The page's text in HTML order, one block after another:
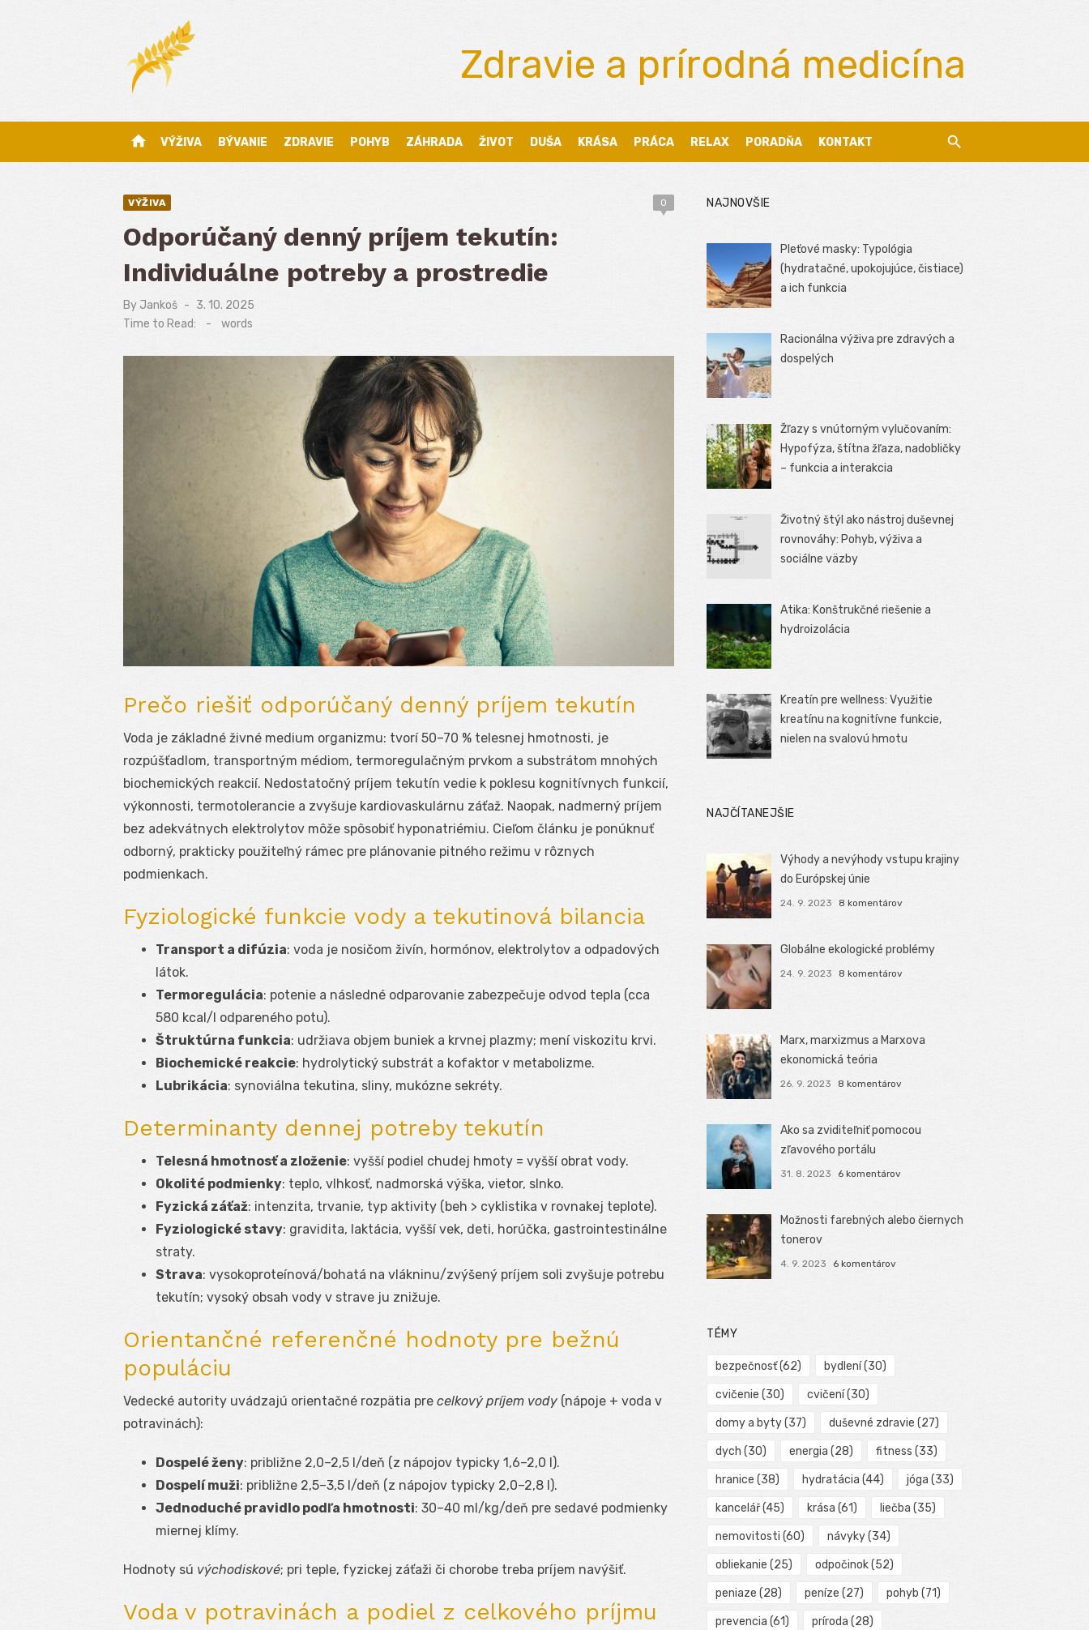
Zdravie a prírodná medicína
home VÝŽIVA BÝVANIE ZDRAVIE POHYB ZÁHRADA ŽIVOT DUŠA KRÁSA PRÁCA RELAX PORADŇA KONTAKT
VÝŽIVA 0
Odporúčaný denný príjem tekutín:
Individuálne potreby a prostredie
By Jankoš
Posted
3. 10. 2025
Time to Read:
- words
Prečo riešiť odporúčaný denný príjem tekutín
Voda je základné živné medium organizmu: tvorí 50–70 % telesnej hmotnosti, je
rozpúšťadlom, transportným médiom, termoregulačným prvkom a substrátom mnohých
biochemických reakcií. Nedostatočný príjem tekutín vedie k poklesu kognitívnych funkcií,
výkonnosti, termotolerancie a zvyšuje kardiovaskulárnu záťaž. Naopak, nadmerný príjem
bez adekvátnych elektrolytov môže spôsobiť hyponatriémiu. Cieľom článku je ponúknuť
odborný, prakticky použiteľný rámec pre plánovanie pitného režimu v rôznych
podmienkach.
Fyziologické funkcie vody a tekutinová bilancia
Transport a difúzia: voda je nosičom živín, hormónov, elektrolytov a odpadových
látok.
Termoregulácia: potenie a následné odparovanie zabezpečuje odvod tepla (cca
580 kcal/l odpareného potu).
Štruktúrna funkcia: udržiava objem buniek a krvnej plazmy; mení viskozitu krvi.
Biochemické reakcie: hydrolytický substrát a kofaktor v metabolizme.
Lubrikácia: synoviálna tekutina, sliny, mukózne sekréty.
Determinanty dennej potreby tekutín
Telesná hmotnosť a zloženie: vyšší podiel chudej hmoty = vyšší obrat vody.
Okolité podmienky: teplo, vlhkosť, nadmorská výška, vietor, slnko.
Fyzická záťaž: intenzita, trvanie, typ aktivity (beh > cyklistika v rovnakej teplote).
Fyziologické stavy: gravidita, laktácia, vyšší vek, deti, horúčka, gastrointestinálne
straty.
Strava: vysokoproteínová/bohatá na vlákninu/zvýšený príjem soli zvyšuje potrebu
tekutín; vysoký obsah vody v strave ju znižuje.
Orientančné referenčné hodnoty pre bežnú
populáciu
Vedecké autority uvádzajú orientačné rozpätia pre celkový príjem vody (nápoje + voda v
potravinách):
Dospelé ženy: približne 2,0–2,5 l/deň (z nápojov typicky 1,6–2,0 l).
Dospelí muži: približne 2,5–3,5 l/deň (z nápojov typicky 2,0–2,8 l).
Jednoduché pravidlo podľa hmotnosti: 30–40 ml/kg/deň pre sedavé podmienky
miernej klímy.
Hodnoty sú východiskové; pri teple, fyzickej záťaži či chorobe treba príjem navýšiť.
Voda v potravinách a podiel z celkového príjmu
NAJNOVŠIE
Pleťové masky: Typológia
(hydratačné, upokojujúce, čistiace)
a ich funkcia
Racionálna výživa pre zdravých a
dospelých
Žľazy s vnútorným vylučovaním:
Hypofýza, štítna žľaza, nadobličky
– funkcia a interakcia
Životný štýl ako nástroj duševnej
rovnováhy: Pohyb, výživa a
sociálne väzby
Atika: Konštrukčné riešenie a
hydroizolácia
Kreatín pre wellness: Využitie
kreatínu na kognitívne funkcie,
nielen na svalovú hmotu
NAJČÍTANEJŠIE
Výhody a nevýhody vstupu krajiny
do Európskej únie
24. 9. 2023 8 komentárov
Globálne ekologické problémy
24. 9. 2023 8 komentárov
Marx, marxizmus a Marxova
ekonomická teória
26. 9. 2023 8 komentárov
Ako sa zviditeľniť pomocou
zľavového portálu
31. 8. 2023 6 komentárov
Možnosti farebných alebo čiernych
tonerov
4. 9. 2023 6 komentárov
TÉMY
bezpečnosť(62) bydlení(30)
cvičenie (30) cvičení(30)
domy a byty(37) duševné zdravie (27)
dych (30) energia (28) fitness (33)
hranice (38) hydratácia (44) jóga (33)
kancelář(45) krása (61) liečba (35)
nemovitosti (60) návyky(34)
obliekanie (25) odpočinok(52)
peniaze (28) peníze (27) pohyb (71)
prevencia (61) príroda (28)